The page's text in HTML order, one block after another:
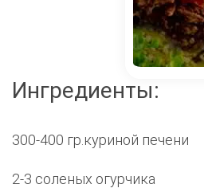
Ингредиенты:
300-400 гр.куриной печени
2-3 соленых огурчика